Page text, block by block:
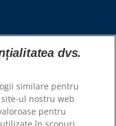
dvs.
similare pentru
ul nostru web
pentru